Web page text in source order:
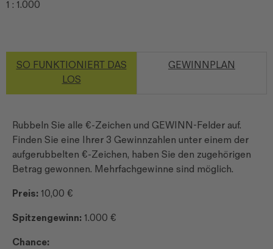
1 : 1.000
SO FUNKTIONIERT DAS
LOS
GEWINNPLAN
Rubbeln Sie alle €-Zeichen und GEWINN-Felder auf.
Finden Sie eine Ihrer 3 Gewinnzahlen unter einem der
aufgerubbelten €-Zeichen, haben Sie den zugehörigen
Betrag gewonnen. Mehrfachgewinne sind möglich.
Preis: 10,00 €
Spitzengewinn: 1.000 €
Chance: